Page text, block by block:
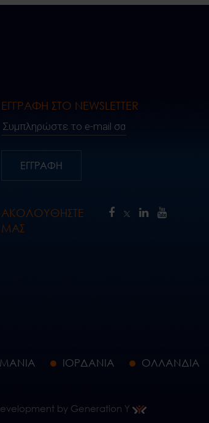
ΕΓΓΡΑΦΗ ΣΤΟ NEWSLETTER
Συμπληρώστε το e-mail σας..
ΕΓΓΡΑΦΗ
ΑΚΟΛΟΥΘΗΣΤΕ
ΜΑΣ
ΙΟΡΔΑΝΙΑ ΟΛΛΑΝΔΙΑ
by Generation Y